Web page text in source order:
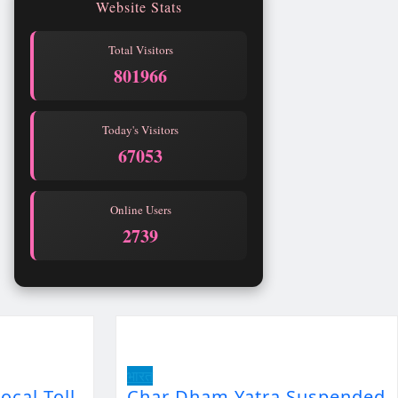
Website Stats
Total Visitors
801966
Today's Visitors
67053
Online Users
2739